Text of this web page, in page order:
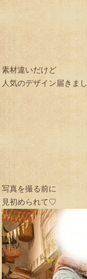
素材違いだけど
人気のデザイン届きま
写真を撮る前に
見初められて♡